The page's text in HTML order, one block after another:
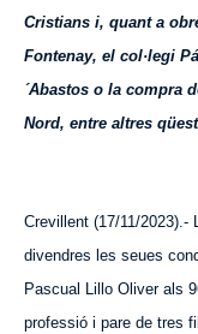
Cristians i, quant a
Fontenay, el col·legi
´Abastos o la compra
Nord, entre altres
Crevillent (17/11/2023).-
divendres les seues
Pascual Lillo Oliver als
professió i pare de tres